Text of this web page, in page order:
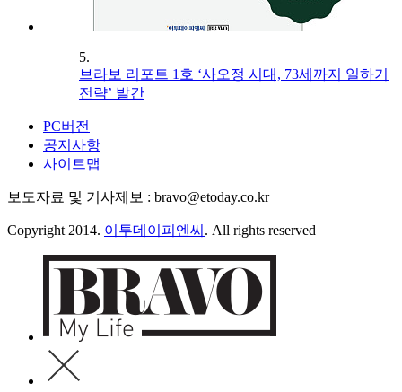
5.
브라보 리포트 1호 ‘사오정 시대, 73세까지 일하기
전략’ 발간
PC버전
공지사항
사이트맵
보도자료 및 기사제보 : bravo@etoday.co.kr
Copyright 2014. 이투데이피엔씨 . All rights reserved